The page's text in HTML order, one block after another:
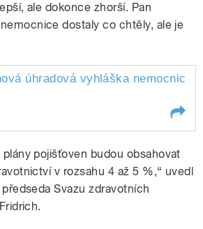
ale dokonce zhorší. Pan
dostaly co chtěly, ale je
úhradová vyhláška
potřebné peníze? V
a proti hovořili
zdravotních
Ladislav Fridrich a
Asociace českých
pojišťoven budou obsahovat
v rozsahu 4 až 5 %,“ uvedl
Svazu zdravotních